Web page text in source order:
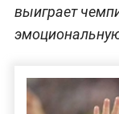
выиграет